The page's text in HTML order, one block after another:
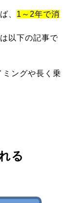
、 1～2年で消
以下の記事で
ングや長く乗
る